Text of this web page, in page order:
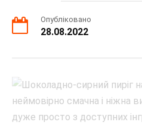
Опубліковано
28.08.2022